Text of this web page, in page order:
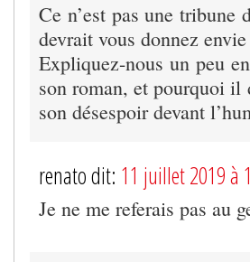
Ce n’est pas une tribune
devrait vous donnez
Expliquez-nous un peu
son roman, et pourquoi il
son désespoir devant
renato dit: 11 juillet 2019 à
Je ne me referais pas au